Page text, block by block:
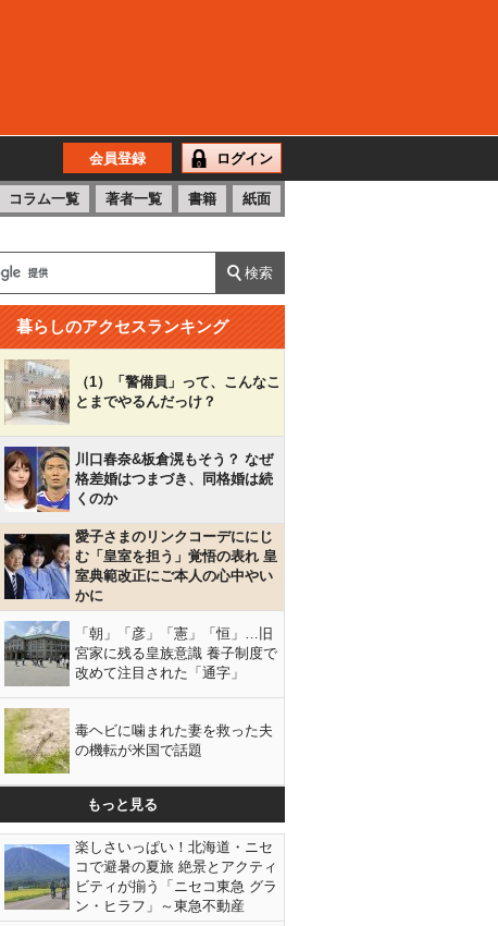
会員登録 ログイン
コラム一覧 著者一覧 書籍 紙面
暮らしのアクセスランキング
（1）「警備員」って、こんなこ
とまでやるんだっけ？
川口春奈&板倉滉もそう？ なぜ
格差婚はつまづき、同格婚は続
くのか
愛子さまのリンクコーデににじ
む「皇室を担う」覚悟の表れ 皇
室典範改正にご本人の心中やい
かに
「朝」「彦」「憲」「恒」…旧
宮家に残る皇族意識 養子制度で
改めて注目された「通字」
毒ヘビに噛まれた妻を救った夫
の機転が米国で話題
もっと見る
楽しさいっぱい！北海道・ニセ
コで避暑の夏旅 絶景とアクティ
ビティが揃う「ニセコ東急 グラ
ン・ヒラフ」～東急不動産